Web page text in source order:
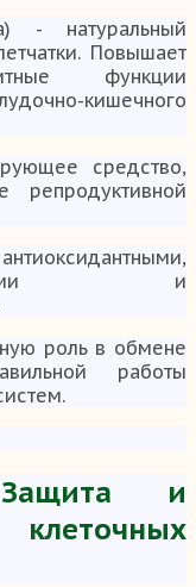
- натуральный
Повышает
функции
кишечного
средство,
репродуктивной
и
роль в обмене
работы
и